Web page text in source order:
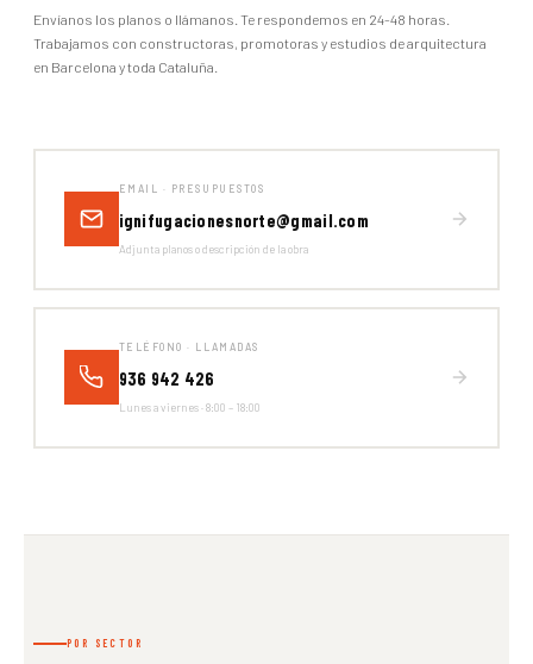
Envíanos los planos o llámanos. Te respondemos en 24-48 horas.
Trabajamos con constructoras, promotoras y estudios de arquitectura
en Barcelona y toda Cataluña.
EMAIL · PRESUPUESTOS
ignifugacionesnorte@gmail.com
Adjunta planos o descripción de la obra
TELÉFONO · LLAMADAS
936 942 426
Lunes a viernes · 8:00 – 18:00
POR SECTOR